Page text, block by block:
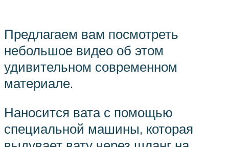
Предлагаем вам посмотреть
небольшое видео об этом
удивительном современном
материале.
Наносится вата с помощью
специальной машины, которая